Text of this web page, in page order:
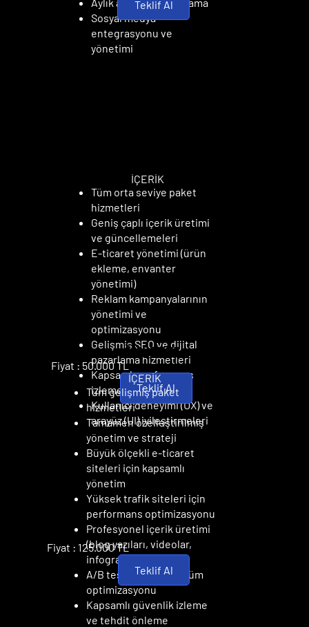
Sosyal medya
entegrasyonu ve
yönetimi
Teklif Al
Tüm orta seviye paket
hizmetleri
Geniş çaplı içerik üretimi
ve güncellemeleri
E-ticaret yönetimi (ürün
ekleme, envanter
yönetimi)
Reklam kampanyalarının
yönetimi ve
optimizasyonu
Gelişmiş SEO ve dijital
pazarlama hizmetleri
Kapsamlı performans
izleme ve analiz
Kullanıcı deneyimi (UX) ve
arayüz (UI) iyileştirmeleri
İÇERİK
Fiyat : 50.000 TL
Teklif Al
Tüm gelişmiş paket
hizmetleri
Tamamen özelleştirilmiş
yönetim ve strateji
Büyük ölçekli e-ticaret
siteleri için kapsamlı
yönetim
Yüksek trafik siteleri için
performans optimizasyonu
Profesyonel içerik üretimi
(blog yazıları, videolar,
infografikler)
A/B testleri ve dönüşüm
optimizasyonu
Kapsamlı güvenlik izleme
ve tehdit önleme
İÇERİK
ÖZEL PAKET
ÖZEL PAKET
Fiyat : 125.000 TL
Teklif Al